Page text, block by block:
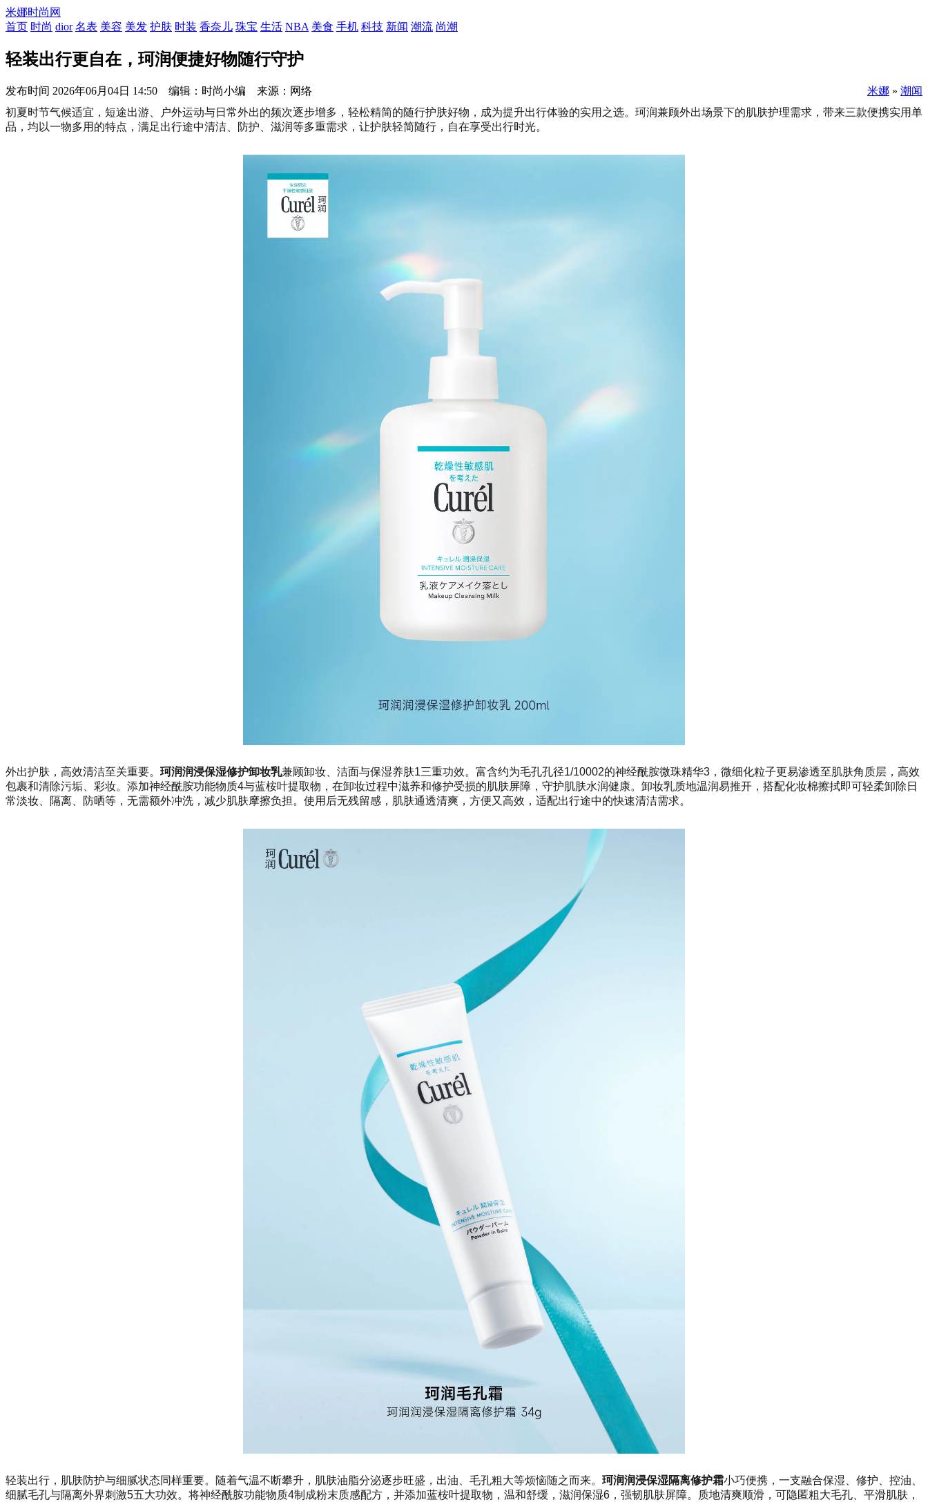
米娜时尚网
首页 时尚 dior 名表 美容 美发 护肤 时装 香奈儿 珠宝 生活 NBA 美食 手机 科技 新闻 潮流 尚潮
轻装出行更自在，珂润便捷好物随行守护
发布时间 2026年06月04日 14:50 编辑：时尚小编 来源：网络 米娜 » 潮闻
初夏时节气候适宜，短途出游、户外运动与日常外出的频次逐步增多，轻松精简的随行护肤好物，成为提升出行体验的实用之选。珂润兼顾外出场景下的肌肤护理需求，带来三款便携实用单
品，均以一物多用的特点，满足出行途中清洁、防护、滋润等多重需求，让护肤轻简随行，自在享受出行时光。
外出护肤，高效清洁至关重要。 珂润润浸保湿修护卸妆乳兼顾卸妆、洁面与保湿养肤1三重功效。富含约为毛孔孔径1/10002的神经酰胺微珠精华3，微细化粒子更易渗透至肌肤角质层，高效
包裹和清除污垢、彩妆。添加神经酰胺功能物质4与蓝桉叶提取物，在卸妆过程中滋养和修护受损的肌肤屏障，守护肌肤水润健康。卸妆乳质地温润易推开，搭配化妆棉擦拭即可轻柔卸除日
常淡妆、隔离、防晒等，无需额外冲洗，减少肌肤摩擦负担。使用后无残留感，肌肤通透清爽，方便又高效，适配出行途中的快速清洁需求。
轻装出行，肌肤防护与细腻状态同样重要。随着气温不断攀升，肌肤油脂分泌逐步旺盛，出油、毛孔粗大等烦恼随之而来。 珂润润浸保湿隔离修护霜小巧便携，一支融合保湿、修护、控油、
细腻毛孔与隔离外界刺激5五大功效。将神经酰胺功能物质4制成粉末质感配方，并添加蓝桉叶提取物， 温和舒缓，滋润保湿6，强韧肌肤屏障。质地清爽顺滑，可隐匿粗大毛孔、平滑肌肤，